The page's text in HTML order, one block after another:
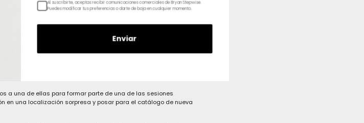
participar en algunos de los contenidos que generamos: tips,
su talento, su trabajo más allá de redes y su
Bryan: intereses, sueños, esfuerzos y por supuesto, ¡su gusto por
a una de ellas para formar parte de una de las sesiones
en una localización sorpresa y posar para el catálogo de nueva
Al suscribirte, aceptas recibir comunicaciones comerciales de Bryan Stepwise.
Puedes modificar tus preferencias o darte de baja en cualquier momento.
Enviar